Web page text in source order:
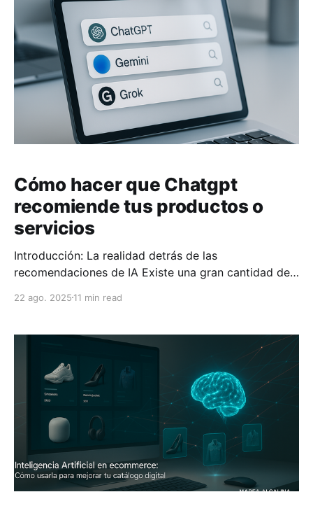
cómo hacerlo en cinco
Cómo hacer que Chatgpt
recomiende tus productos o
servicios
Introducción: La realidad detrás de las
recomendaciones de IA Existe una gran cantidad de
inteligencia artificial como ChatGPT realmente
negocio, es fundamental que comprendas tanto las
posibilidades reales como las limitaciones técnicas
antes de invertir tiempo y recursos
22 ago. 2025 11 min read